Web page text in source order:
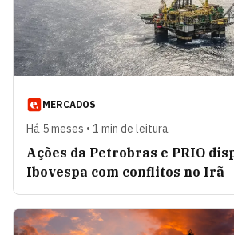
MERCADOS
Há 5 meses • 1 min de leitura
Ações da Petrobras e PRIO
Ibovespa com conflitos no Irã